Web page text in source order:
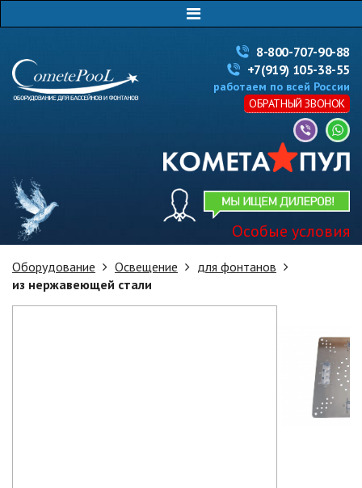
8-800-707-90-88
+7(919) 105-38-55
работаем по всей России
ОБРАТНЫЙ ЗВОНОК
Особые условия
Оборудование Освещение
для фонтанов
из нержавеющей стали